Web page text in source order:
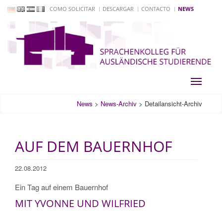
COMO SOLICITAR DESCARGAR CONTACTO NEWS
Toggle
News > News-Archiv > Detailansicht-Archiv
AUF DEM BAUERNHOF
22.08.2012
Ein Tag auf einem Bauernhof
MIT YVONNE UND WILFRIED